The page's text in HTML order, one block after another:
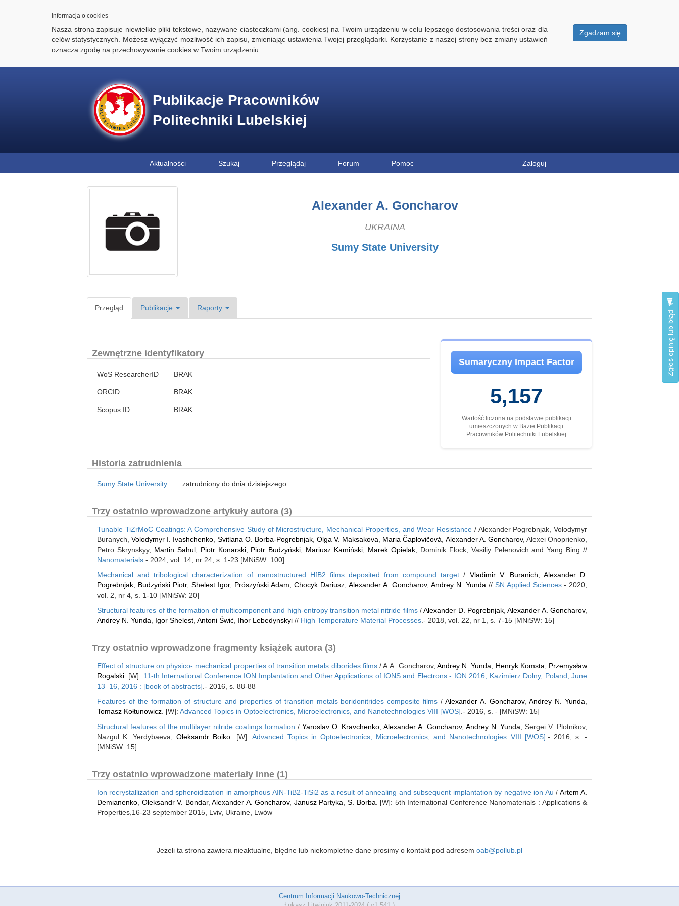
Informacja o cookies
Zgadzam się
Nasza strona zapisuje niewielkie pliki tekstowe, nazywane ciasteczkami (ang. cookies) na Twoim urządzeniu w celu lepszego dostosowania treści oraz dla
celów statystycznych. Możesz wyłączyć możliwość ich zapisu, zmieniając ustawienia Twojej przeglądarki. Korzystanie z naszej strony bez zmiany ustawień
oznacza zgodę na przechowywanie cookies w Twoim urządzeniu.
Publikacje Pracowników
Politechniki Lubelskiej
Aktualności Szukaj Przeglądaj Forum Pomoc Zaloguj
Zgłoś opinię lub błąd
Alexander A. Goncharov
UKRAINA
Sumy State University
Przegląd Publikacje Raporty
Zewnętrzne identyfikatory
WoS ResearcherID BRAK
ORCID BRAK
Scopus ID BRAK
Sumaryczny Impact Factor
5,157
Wartość liczona na podstawie publikacji
umieszczonych w Bazie Publikacji
Pracowników Politechniki Lubelskiej
Historia zatrudnienia
Sumy State University zatrudniony do dnia dzisiejszego
Trzy ostatnio wprowadzone artykuły autora (3)
Tunable TiZrMoC Coatings: A Comprehensive Study of Microstructure, Mechanical Properties, and Wear Resistance / Alexander Pogrebnjak, Volodymyr
Buranych,Volodymyr I. Ivashchenko Svitlana O. Borba-Pogrebnjak, Olga V. Maksakova Maria Čaplovičová Alexander A. Goncharov, Alexei Onoprienko,
Petro Skrynskyy, Martin Sahul, Piotr Konarski, Piotr Budzyński Mariusz Kamiński Marek Opielak, Dominik Flock, Vasiliy Pelenovich and Yang Bing //
Nanomaterials .- 2024, vol. 14, nr 24, s. 1-23 [MNiSW: 100]
Mechanical and tribological characterization of nanostructured HfB2 films deposited from compound target / Vladimir V. Buranich
Alexander D.
Pogrebnjak
Budzyński Piotr, Shelest Igor, Prószyński Adam Chocyk Dariusz Alexander A. Goncharov, Andrey N. Yunda // SN Applied Sciences .- 2020,
vol. 2, nr 4, s. 1-10 [MNiSW: 20]
Structural features of the formation of multicomponent and high-entropy transition metal nitride films/Alexander D. Pogrebnjak ,Alexander A. Goncharov,
Andrey N. Yunda
Igor Shelest Antoni Świć Ihor Lebedynskyi // High Temperature Material Processes .- 2018, vol. 22, nr 1, s. 7-15 [MNiSW: 15]
Trzy ostatnio wprowadzone fragmenty książek autora (3)
Effect of structure on physico- mechanical properties of transition metals diborides films/ A.A. Goncharov, Andrey N. Yunda Henryk Komsta
Przemysław
Rogalski . [W]: 11-th International Conference ION Implantation and Other Applications of IONS and Electrons - ION 2016, Kazimierz Dolny, Poland, June
13–16, 2016 : [book of abstracts] .- 2016, s. 88-88
Features of the formation of structure and properties of transition metals boridonitrides composite films /Alexander A. Goncharov,Andrey N. Yunda
Tomasz Kołtunowicz . [W]: Advanced Topics in Optoelectronics, Microelectronics, and Nanotechnologies VIII [WOS] .- 2016, s. - [MNiSW: 15]
Structural features of the multilayer nitride coatings formation / Yaroslav O. Kravchenko ,Alexander A. Goncharov, Andrey N. Yunda , Sergei V. Plotnikov,
Nazgul K. Yerdybaeva,Oleksandr Boiko . [W]: Advanced Topics in Optoelectronics, Microelectronics, and Nanotechnologies VIII [WOS] .- 2016, s. -
[MNiSW: 15]
Trzy ostatnio wprowadzone materiały inne (1)
Ion recrystallization and spheroidization in amorphous AIN-TiB2-TiSi2 as a result of annealing and subsequent implantation by negative ion Au / Artem A.
Demianenko Oleksandr V. Bondar,Alexander A. Goncharov, Janusz Partyka ,S. Borba . [W]: 5th International Conference Nanomaterials : Applications &
Properties,16-23 september 2015, Lviv, Ukraine, Lwów
Jeżeli ta strona zawiera nieaktualne, błędne lub niekompletne dane prosimy o kontakt pod adresem oab@pollub.pl
Centrum Informacji Naukowo-Technicznej